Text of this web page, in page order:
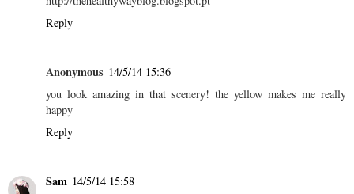
Reply
Anonymous 14/5/14 15:36
you look amazing in that scenery! the yellow makes me really
happy
Reply
Sam 14/5/14 15:58